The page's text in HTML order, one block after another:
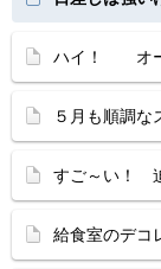
ハイ！ オ
５月も順調な
すご～い！
給食室のデコ